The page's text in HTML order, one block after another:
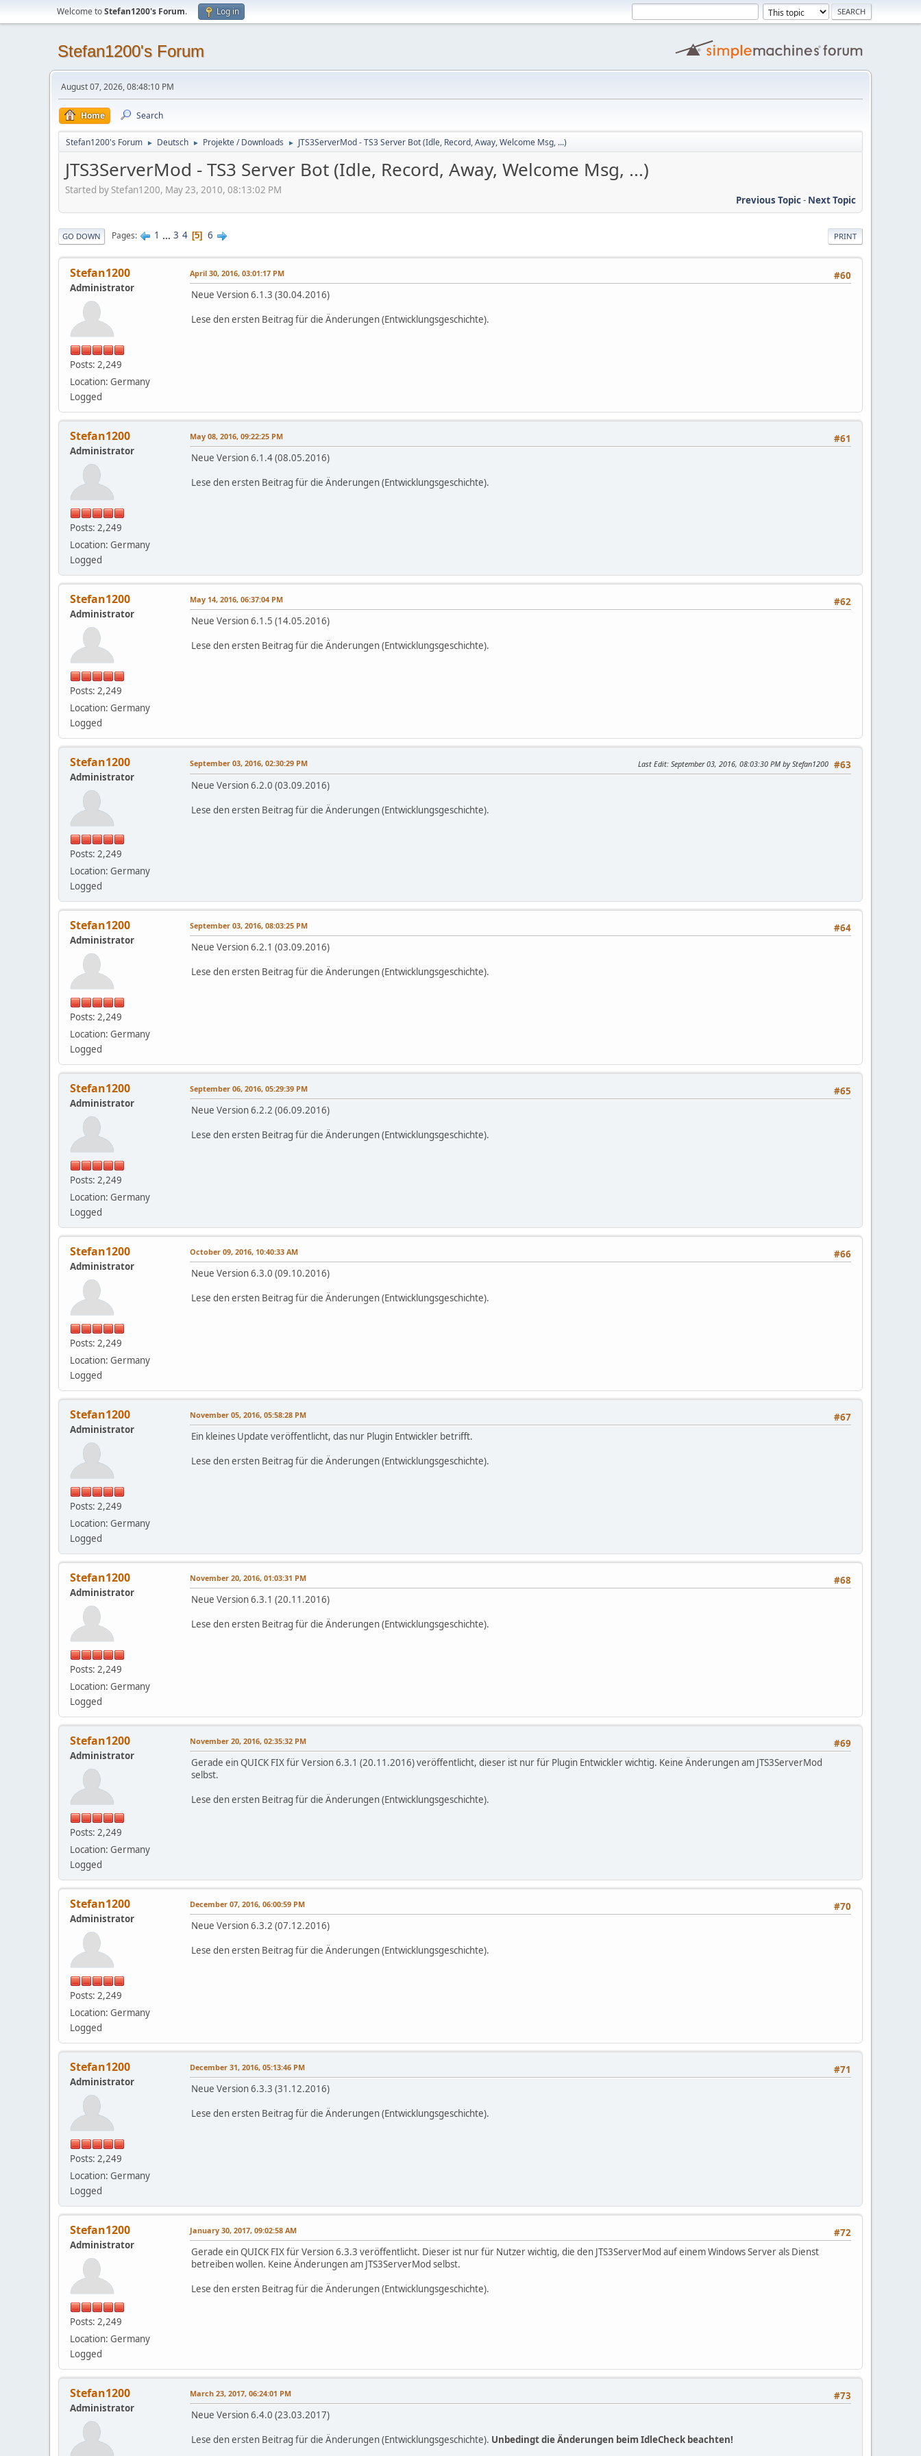
Welcome toStefan1200's Forum. Log in
Stefan1200's Forum
August 07, 2026, 08:48:10 PM
Home Search
Stefan1200's Forum ► Deutsch ► Projekte / Downloads ► JTS3ServerMod - TS3 Server Bot (Idle, Record, Away, Welcome Msg, ...)
JTS3ServerMod - TS3 Server Bot (Idle, Record, Away, Welcome Msg, ...)
Started by Stefan1200, May 23, 2010, 08:13:02 PM
Previous Topic- Next Topic
PRINT
GO DOWN Pages 1 ... 3 4 5 6
Stefan1200
Administrator
Posts: 2,249
Location: Germany
Logged
#60
April 30, 2016, 03:01:17 PM
Neue Version 6.1.3 (30.04.2016)
Lese den ersten Beitrag für die Änderungen (Entwicklungsgeschichte).
Stefan1200
Administrator
Posts: 2,249
Location: Germany
Logged
#61
May 08, 2016, 09:22:25 PM
Neue Version 6.1.4 (08.05.2016)
Lese den ersten Beitrag für die Änderungen (Entwicklungsgeschichte).
Stefan1200
Administrator
Posts: 2,249
Location: Germany
Logged
#62
May 14, 2016, 06:37:04 PM
Neue Version 6.1.5 (14.05.2016)
Lese den ersten Beitrag für die Änderungen (Entwicklungsgeschichte).
Stefan1200
Administrator
Posts: 2,249
Location: Germany
Logged
#63
September 03, 2016, 02:30:29 PM Last Edit: September 03, 2016, 08:03:30 PM by Stefan1200
Neue Version 6.2.0 (03.09.2016)
Lese den ersten Beitrag für die Änderungen (Entwicklungsgeschichte).
Stefan1200
Administrator
Posts: 2,249
Location: Germany
Logged
#64
September 03, 2016, 08:03:25 PM
Neue Version 6.2.1 (03.09.2016)
Lese den ersten Beitrag für die Änderungen (Entwicklungsgeschichte).
Stefan1200
Administrator
Posts: 2,249
Location: Germany
Logged
#65
September 06, 2016, 05:29:39 PM
Neue Version 6.2.2 (06.09.2016)
Lese den ersten Beitrag für die Änderungen (Entwicklungsgeschichte).
Stefan1200
Administrator
Posts: 2,249
Location: Germany
Logged
#66
October 09, 2016, 10:40:33 AM
Neue Version 6.3.0 (09.10.2016)
Lese den ersten Beitrag für die Änderungen (Entwicklungsgeschichte).
Stefan1200
Administrator
Posts: 2,249
Location: Germany
Logged
#67
November 05, 2016, 05:58:28 PM
Ein kleines Update veröffentlicht, das nur Plugin Entwickler betrifft.
Lese den ersten Beitrag für die Änderungen (Entwicklungsgeschichte).
Stefan1200
Administrator
Posts: 2,249
Location: Germany
Logged
#68
November 20, 2016, 01:03:31 PM
Neue Version 6.3.1 (20.11.2016)
Lese den ersten Beitrag für die Änderungen (Entwicklungsgeschichte).
Stefan1200
Administrator
Posts: 2,249
Location: Germany
Logged
#69
November 20, 2016, 02:35:32 PM
Gerade ein QUICK FIX für Version 6.3.1 (20.11.2016) veröffentlicht, dieser ist nur für Plugin Entwickler wichtig. Keine Änderungen am JTS3ServerMod
selbst.
Lese den ersten Beitrag für die Änderungen (Entwicklungsgeschichte).
Stefan1200
Administrator
Posts: 2,249
Location: Germany
Logged
#70
December 07, 2016, 06:00:59 PM
Neue Version 6.3.2 (07.12.2016)
Lese den ersten Beitrag für die Änderungen (Entwicklungsgeschichte).
Stefan1200
Administrator
Posts: 2,249
Location: Germany
Logged
#71
December 31, 2016, 05:13:46 PM
Neue Version 6.3.3 (31.12.2016)
Lese den ersten Beitrag für die Änderungen (Entwicklungsgeschichte).
Stefan1200
Administrator
Posts: 2,249
Location: Germany
Logged
#72
January 30, 2017, 09:02:58 AM
Gerade ein QUICK FIX für Version 6.3.3 veröffentlicht. Dieser ist nur für Nutzer wichtig, die den JTS3ServerMod auf einem Windows Server als Dienst
betreiben wollen. Keine Änderungen am JTS3ServerMod selbst.
Lese den ersten Beitrag für die Änderungen (Entwicklungsgeschichte).
Stefan1200
Administrator
#73
March 23, 2017, 06:24:01 PM
Neue Version 6.4.0 (23.03.2017)
Lese den ersten Beitrag für die Änderungen (Entwicklungsgeschichte). Unbedingt die Änderungen beim IdleCheck beachten!